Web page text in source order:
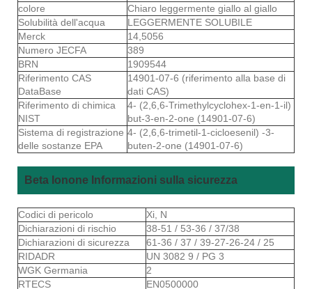
colore
Chiaro leggermente giallo al giallo
Solubilità dell'acqua
LEGGERMENTE SOLUBILE
Merck
14,5056
Numero JECFA
389
BRN
1909544
Riferimento CAS
DataBase
14901-07-6 (riferimento alla base di
dati CAS)
Riferimento di chimica
NIST
4- (2,6,6-Trimethylcyclohex-1-en-1-il)
but-3-en-2-one (14901-07-6)
Sistema di registrazione
delle sostanze EPA
4- (2,6,6-trimetil-1-cicloesenil) -3-
buten-2-one (14901-07-6)
Beta Ionone Informazioni sulla sicurezza
Codici di pericolo
Xi, N
Dichiarazioni di rischio
38-51 / 53-36 / 37/38
Dichiarazioni di sicurezza
61-36 / 37 / 39-27-26-24 / 25
RIDADR
UN 3082 9 / PG 3
WGK Germania
2
RTECS
EN0500000